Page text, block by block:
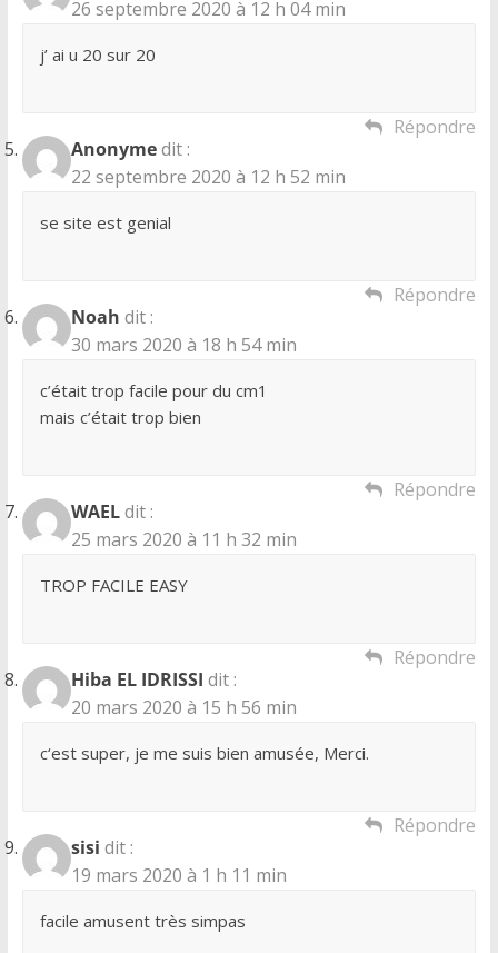
26 septembre 2020 à 12 h 04 min
j’ ai u 20 sur 20
Répondre
Anonymedit :
22 septembre 2020 à 12 h 52 min
se site est genial
Répondre
Noah dit :
30 mars 2020 à 18 h 54 min
c’était trop facile pour du cm1
mais c’était trop bien
Répondre
WAELdit :
25 mars 2020 à 11 h 32 min
TROP FACILE EASY
Répondre
Hiba EL IDRISSI dit :
20 mars 2020 à 15 h 56 min
c‘est super, je me suis bien amusée, Merci.
Répondre
sisi dit :
19 mars 2020 à 1 h 11 min
facile amusent très simpas